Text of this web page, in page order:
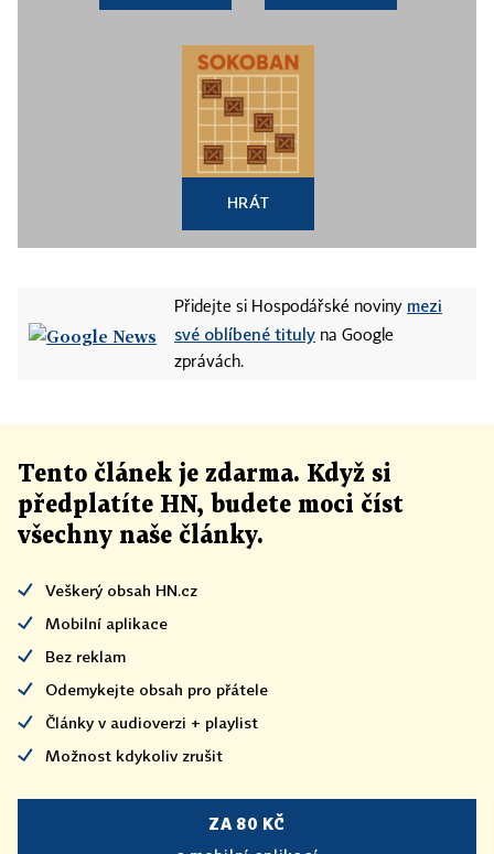
HRÁT
Přidejte si Hospodářské noviny mezi
své oblíbené tituly na Google
zprávách.
Tento článek je zdarma. Když si
předplatíte HN, budete moci číst
všechny naše články.
Veškerý obsah HN.cz
Mobilní aplikace
Bez reklam
Odemykejte obsah pro přátele
Články v audioverzi + playlist
Možnost kdykoliv zrušit
ZA 80 KČ